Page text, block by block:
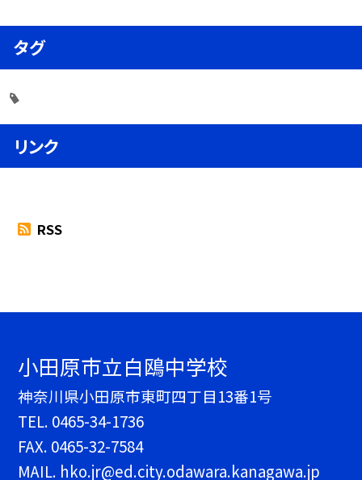
タグ
リンク
RSS
小田原市立白鴎中学校
神奈川県小田原市東町四丁目13番1号
TEL. 0465-34-1736
FAX. 0465-32-7584
MAIL. hko.jr@ed.city.odawara.kanagawa.jp